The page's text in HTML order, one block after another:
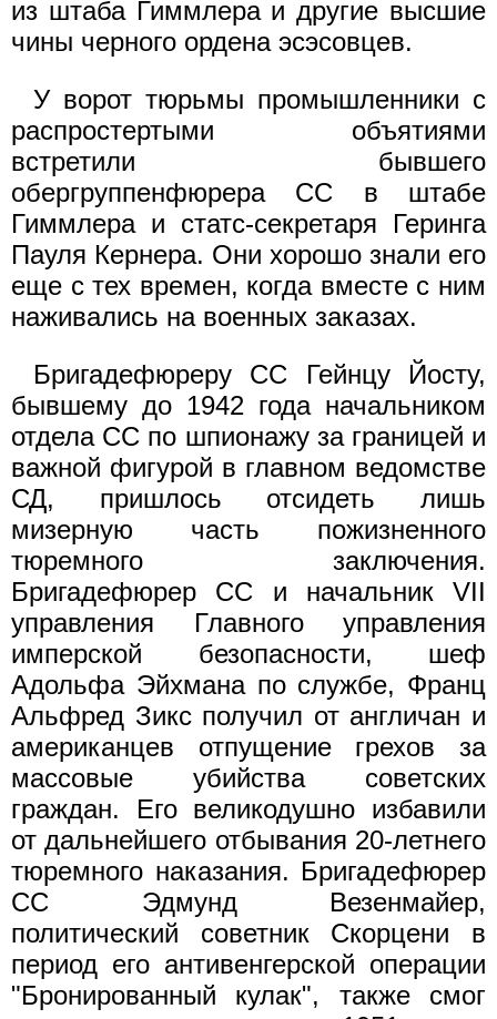
из штаба Гиммлера и другие высшие
чины черного ордена эсэсовцев.
У ворот тюрьмы промышленники с
распростертыми объятиями
встретили бывшего
обергруппенфюрера СС в штабе
Гиммлера и статс-секретаря Геринга
Пауля Кернера. Они хорошо знали его
еще с тех времен, когда вместе с ним
наживались на военных заказах.
Бригадефюреру СС Гейнцу Йосту,
бывшему до 1942 года начальником
отдела СС по шпионажу за границей и
важной фигурой в главном ведомстве
СД, пришлось отсидеть лишь
мизерную часть пожизненного
тюремного заключения.
Бригадефюрер СС и начальник VII
управления Главного управления
имперской безопасности, шеф
Адольфа Эйхмана по службе, Франц
Альфред Зикс получил от англичан и
американцев отпущение грехов за
массовые убийства советских
граждан. Его великодушно избавили
от дальнейшего отбывания 20-летнего
тюремного наказания. Бригадефюрер
СС Эдмунд Везенмайер,
политический советник Скорцени в
период его антивенгерской операции
"Бронированный кулак", также смог